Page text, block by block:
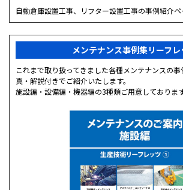
自動倉庫設置工事、リフター設置工事の事例紹介ペ
メンテナンス事例集リーフレ
これまで取り扱ってきました各種メンテナンスの
真・解説付きでご紹介いたします。
施設編・設備編・機器編の3種類ご用意しております